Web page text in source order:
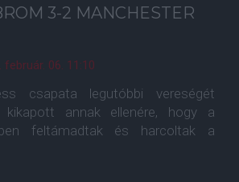
3-2 MANCHESTER
február. 06. 11:10
csapata legutóbbi vereségét
kikapott annak ellenére, hogy a
feltámadtak és harcoltak a